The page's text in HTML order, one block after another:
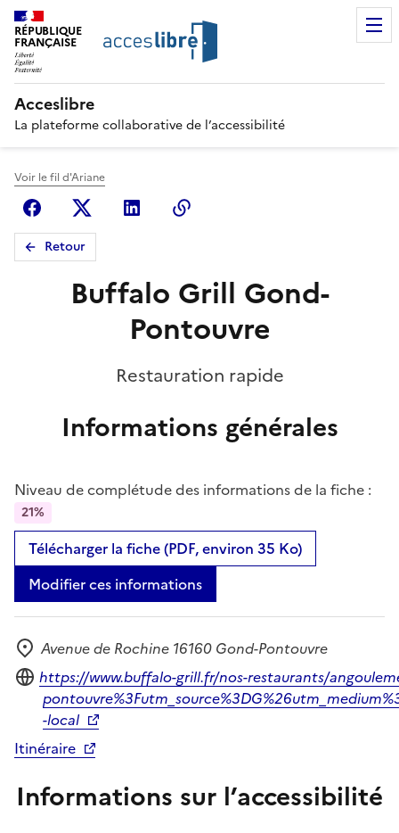
RÉPUBLIQUE
FRANÇAISE
Acceslibre
La plateforme collaborative de l’accessibilité
Voir le fil d'Ariane
FacebookX (anciennement Twitter)
Linkedin
Retour
Buffalo Grill Gond-
Pontouvre
Restauration rapide
Informations générales
Niveau de complétude des informations de la fiche :
21%
Télécharger la fiche (PDF, environ 35 Ko)
Modifier ces informations
Adresse
Avenue de Rochine 16160 Gond-Pontouvre
Site internet
https://www.buffalo-grill.fr/nos-restaurants/
-local
Itinéraire
Informations sur l’accessibilité